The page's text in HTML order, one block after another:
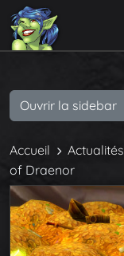
Accueil Actualités
of Draenor
Ouvrir la sidebar